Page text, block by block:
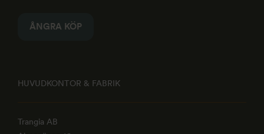
ÅNGRA KÖP
HUVUDKONTOR & FABRIK
Trangia AB